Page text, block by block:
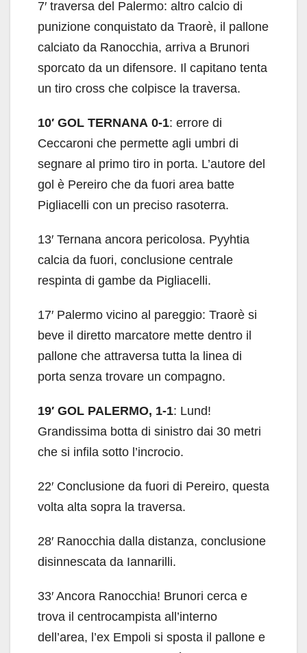
7′ traversa del Palermo: altro calcio di
punizione conquistato da Traorè, il pallone
calciato da Ranocchia, arriva a Brunori
sporcato da un difensore. Il capitano tenta
un tiro cross che colpisce la traversa.
10′ GOL TERNANA 0-1: errore di
Ceccaroni che permette agli umbri di
segnare al primo tiro in porta. L’autore del
gol è Pereiro che da fuori area batte
Pigliacelli con un preciso rasoterra.
13′ Ternana ancora pericolosa. Pyyhtia
calcia da fuori, conclusione centrale
respinta di gambe da Pigliacelli.
17′ Palermo vicino al pareggio: Traorè si
beve il diretto marcatore mette dentro il
pallone che attraversa tutta la linea di
porta senza trovare un compagno.
19′ GOL PALERMO, 1-1: Lund!
Grandissima botta di sinistro dai 30 metri
che si infila sotto l’incrocio.
22′ Conclusione da fuori di Pereiro, questa
volta alta sopra la traversa.
28′ Ranocchia dalla distanza, conclusione
disinnescata da Iannarilli.
33′ Ancora Ranocchia! Brunori cerca e
trova il centrocampista all’interno
dell’area, l’ex Empoli si sposta il pallone e